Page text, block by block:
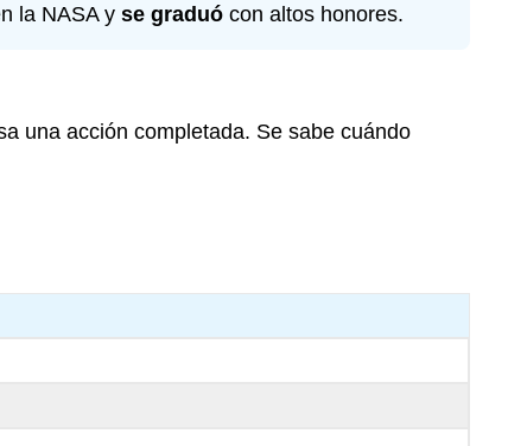
de
cambio
pretérito
la NASA yse graduó con altos honores.
una acción completada. Se sabe cuándo